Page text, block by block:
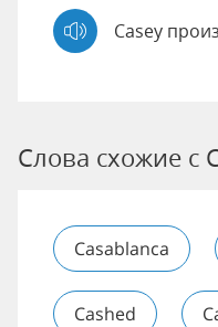
Casey
Слова схожие с
Casablanca
Cashed